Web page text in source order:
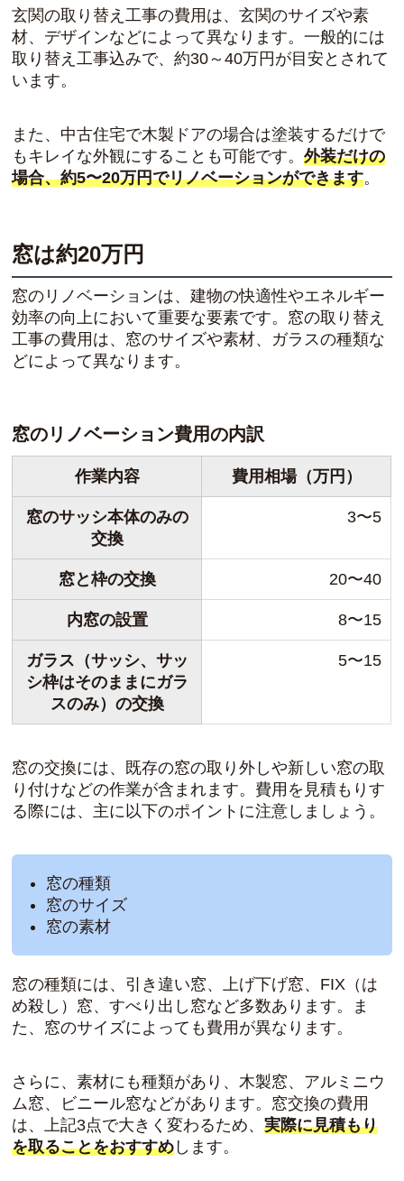
玄関の取り替え工事の費用は、玄関のサイズや素
材、デザインなどによって異なります。一般的には
取り替え工事込みで、約30～40万円が目安とされて
います。
また、中古住宅で木製ドアの場合は塗装するだけで
もキレイな外観にすることも可能です。外装だけの
場合、約5〜20万円でリノベーションができます。
窓は約20万円
窓のリノベーションは、建物の快適性やエネルギー
効率の向上において重要な要素です。窓の取り替え
工事の費用は、窓のサイズや素材、ガラスの種類な
どによって異なります。
窓のリノベーション費用の内訳
作業内容 費用相場（万円）
窓のサッシ本体のみの
交換
3〜5
窓と枠の交換 20〜40
内窓の設置 8〜15
ガラス（サッシ、サッ
シ枠はそのままにガラ
スのみ）の交換
5〜15
窓の交換には、既存の窓の取り外しや新しい窓の取
り付けなどの作業が含まれます。費用を見積もりす
る際には、主に以下のポイントに注意しましょう。
窓の種類
窓のサイズ
窓の素材
窓の種類には、引き違い窓、上げ下げ窓、FIX（は
め殺し）窓、すべり出し窓など多数あります。ま
た、窓のサイズによっても費用が異なります。
さらに、素材にも種類があり、木製窓、アルミニウ
ム窓、ビニール窓などがあります。窓交換の費用
は、上記3点で大きく変わるため、実際に見積もり
を取ることをおすすめ します。